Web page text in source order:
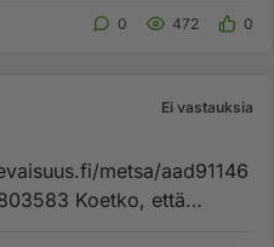
0 472 0
Ei vastauksia
metsa/aad91146
että